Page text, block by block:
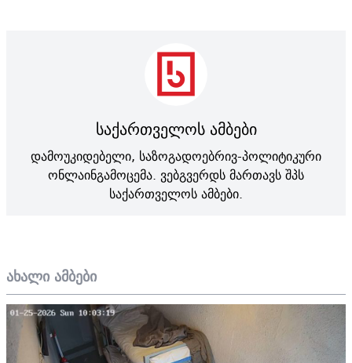
ახალი ამბები
საქართველოს ამბები
დამოუკიდებელი, საზოგადოებრივ-პოლიტიკური
ონლაინგამოცემა. ვებგვერდს მართავს შპს
საქართველოს ამბები.